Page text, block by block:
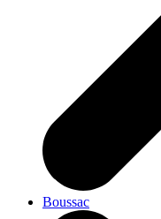
Boussac